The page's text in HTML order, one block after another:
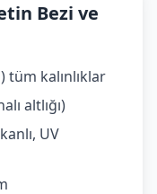
Bezi ve
tüm kalınlıklar
altlığı)
UV